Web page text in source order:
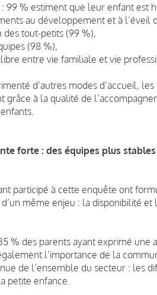
99 % estiment que leur enfant est
au développement et à l’éveil
tout-petits (99 %),
(98 %),
entre vie familiale et vie
d’autres modes d’accueil,
à la qualité de
forte : des équipes plus
participé à cette enquête ont
même enjeu : la disponibilité et
% des parents ayant exprimé une
l’importance de la
de l’ensemble du secteur : les
petite enfance.